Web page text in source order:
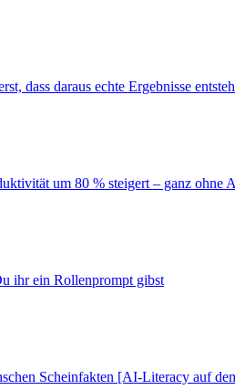
dass daraus echte Ergebnisse
um 80 % steigert – ganz ohne
ihr ein Rollenprompt gibst
Scheinfakten [AI-Literacy auf